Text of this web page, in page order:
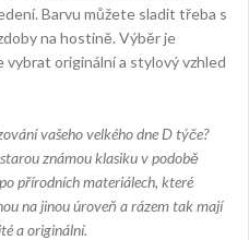
Barvu můžete sladit třeba s
na hostině. Výběr je
originální a stylový vzhled
vašeho velkého dne D týče?
známou klasiku v podobě
přírodních materiálech, které
na jinou úroveň a rázem tak mají
a originální.